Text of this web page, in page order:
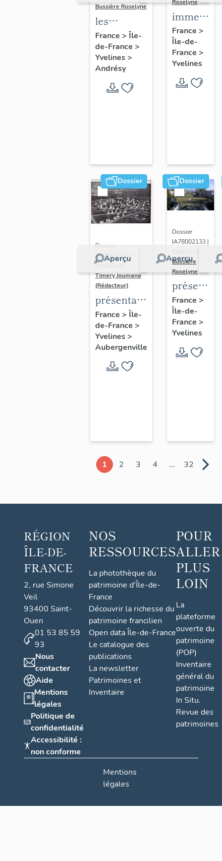
Bussière Roselyne
les
immeubles,
maisons et
fermes du
canton
d'Andrésy
France > Île-
de-France >
Yvelines>
Andrésy
Roselyne
maisons,
fermes
France >
Île-de-
France >
Yvelines
Dossier
Aperçu
Dossier
IA78002210 |
Réalisé par
Timery Joumana
(Rédacteur)
présentation
de l'étude
d'Elisabethville
France > Île-
de-France >
Yvelines>
Aubergenville
Dossier
Aperçu
Dossier
IA78002133 |
Bussière
Roselyne
du
diagnostic
et
France >
Île-de-
France >
Yvelines
1 2 3 4 ... 32
RÉGION
ÎLE-DE-
FRANCE
2, rue Simone
Veil
93400 Saint-
Ouen
01 53 85 59
93
Nous
contacter
Aide
Mentions
légales
Politique de
confidentialité
Accessibilité :
non conforme
NOS
RESSOURCES
La photothèque du
patrimoine d'Île-de-
France
Découvrir la richesse du
patrimoine francilien
Open data Île-de-France
Le catalogue des
publications
La newsletter
Patrimoines et
Inventaire
POUR
ALLER
PLUS
LOIN
La
plateforme
ouverte du
patrimoine
(POP)
Inventaire
général du
patrimoine
In Situ.
Revue des
patrimoines
Mentions
légales